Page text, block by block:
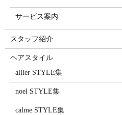
サービス案内
スタッフ紹介
ヘアスタイル
allier STYLE集
noel STYLE集
calme STYLE集